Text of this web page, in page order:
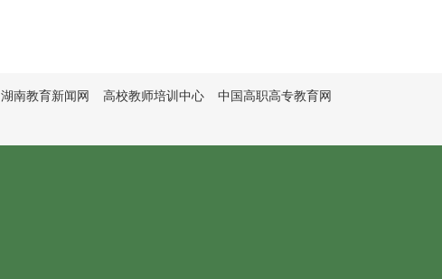
湖南教育新闻网 高校教师培训中心 中国高职高专教育网